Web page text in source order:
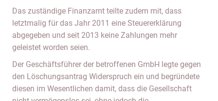
Das zuständige Finanzamt teilte zudem mit, dass
letztmalig für das Jahr 2011 eine Steuererklärung
abgegeben und seit 2013 keine Zahlungen mehr
geleistet worden seien.
Der Geschäftsführer der betroffenen GmbH legte gegen
den Löschungsantrag Widerspruch ein und begründete
diesen im Wesentlichen damit, dass die Gesellschaft